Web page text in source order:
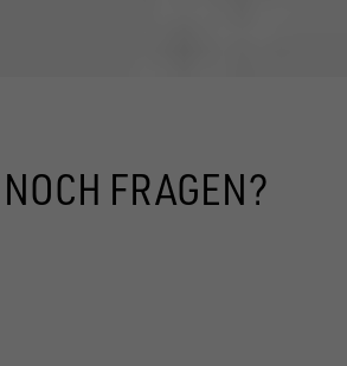
FRAGEN?